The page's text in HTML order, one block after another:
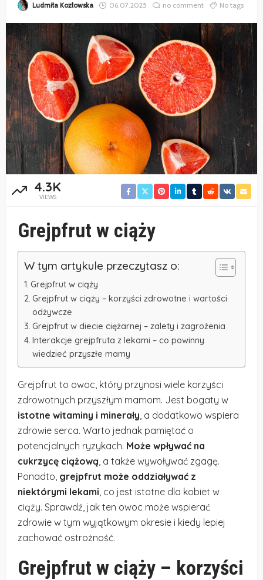
Ludmiła Kozłowska 06.07.2025 no comment No tags
4.3K
VIEWS
Grejpfrut w ciąży
W tym artykule przeczytasz o:
Grejpfrut w ciąży
Grejpfrut w ciąży – korzyści zdrowotne i wartości
odżywcze
Grejpfrut w diecie ciężarnej – zalety i zagrożenia
Interakcje grejpfruta z lekami – co powinny
wiedzieć przyszłe mamy
Grejpfrut to owoc, który przynosi wiele korzyści
zdrowotnych przyszłym mamom. Jest bogaty w
istotne witaminy i minerały , a dodatkowo wspiera
zdrowie serca. Warto jednak pamiętać o
potencjalnych ryzykach. Może wpływać na
cukrzycę ciążową , a także wywoływać zgagę.
Ponadto, grejpfrut może oddziaływać z
niektórymi lekami , co jest istotne dla kobiet w
ciąży. Sprawdź, jak ten owoc może wspierać
zdrowie w tym wyjątkowym okresie i kiedy lepiej
zachować ostrożność.
Grejpfrut w ciąży – korzyści